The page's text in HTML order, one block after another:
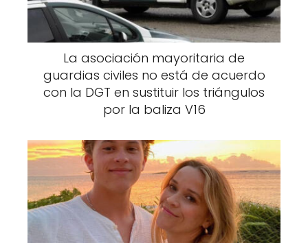
La asociación mayoritaria de
guardias civiles no está de acuerdo
con la DGT en sustituir los triángulos
por la baliza V16